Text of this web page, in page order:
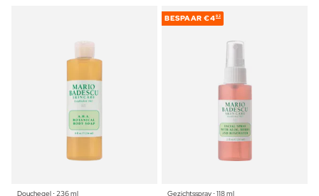
Douchegel ⋅ 236 ml
BESPAAR €482
Gezichtsspray ⋅ 118 ml